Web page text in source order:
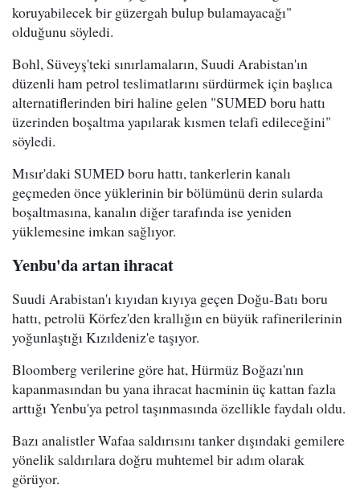
koruyabilecek bir güzergah bulup bulamayacağı"
olduğunu söyledi.
Bohl, Süveyş'teki sınırlamaların, Suudi Arabistan'ın
düzenli ham petrol teslimatlarını sürdürmek için başlıca
alternatiflerinden biri haline gelen "SUMED boru hattı
üzerinden boşaltma yapılarak kısmen telafi edileceğini"
söyledi.
Mısır'daki SUMED boru hattı, tankerlerin kanalı
geçmeden önce yüklerinin bir bölümünü derin sularda
boşaltmasına, kanalın diğer tarafında ise yeniden
yüklemesine imkan sağlıyor.
Yenbu'da artan ihracat
Suudi Arabistan'ı kıyıdan kıyıya geçen Doğu-Batı boru
hattı, petrolü Körfez'den krallığın en büyük rafinerilerinin
yoğunlaştığı Kızıldeniz'e taşıyor.
Bloomberg verilerine göre hat, Hürmüz Boğazı'nın
kapanmasından bu yana ihracat hacminin üç kattan fazla
arttığı Yenbu'ya petrol taşınmasında özellikle faydalı oldu.
Bazı analistler Wafaa saldırısını tanker dışındaki gemilere
yönelik saldırılara doğru muhtemel bir adım olarak
görüyor.